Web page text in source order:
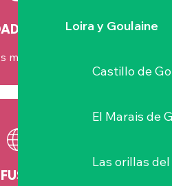
Loira y Goulaine
Castillo de
El Marais de
Las orillas
INMEDIATA
medios digitales